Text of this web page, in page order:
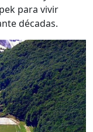
para vivir
décadas.